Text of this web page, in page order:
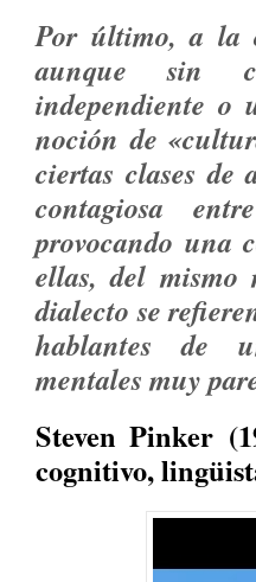
Por último, a la
aunque sin
independiente o
noción de
ciertas clases de
contagiosa
provocando una
ellas, del mismo
dialecto se
hablantes de
mentales muy
Steven Pinker
cognitivo,